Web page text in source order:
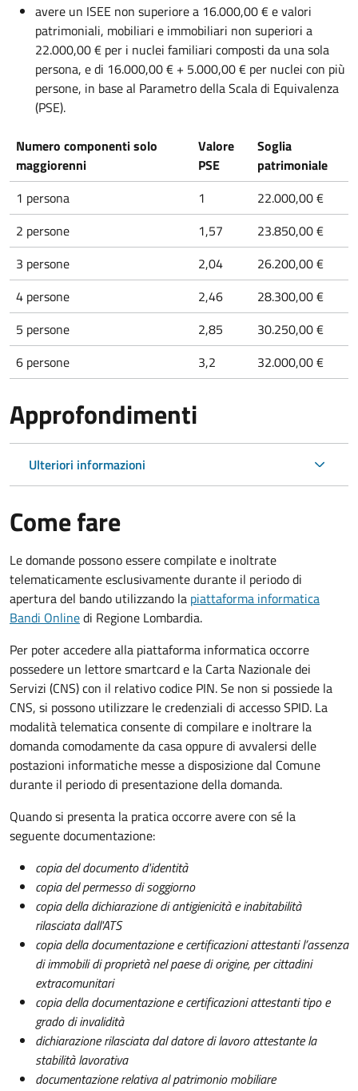
avere un ISEE non superiore a 16.000,00 € e valori
patrimoniali, mobiliari e immobiliari non superiori a
22.000,00 € per i nuclei familiari composti da una sola
persona, e di 16.000,00 € + 5.000,00 € per nuclei con più
persone, in base al Parametro della Scala di Equivalenza
(PSE).
Numero componenti solo
maggiorenni
Valore
PSE
Soglia
patrimoniale
1 persona
1
22.000,00 €
2 persone
1,57
23.850,00 €
3 persone
2,04
26.200,00 €
4 persone
2,46
28.300,00 €
5 persone
2,85
30.250,00 €
6 persone
3,2 32.000,00 €
Approfondimenti
Ulteriori informazioni
Come fare
Le domande possono essere compilate e inoltrate
telematicamente esclusivamente durante il periodo di
apertura del bando utilizzando la piattaforma informatica
Bandi Onlinedi Regione Lombardia.
Per poter accedere alla piattaforma informatica occorre
possedere un lettore smartcard e la Carta Nazionale dei
Servizi (CNS) con il relativo codice PIN. Se non si possiede la
CNS, si possono utilizzare le credenziali di accesso SPID. La
modalità telematica consente di compilare e inoltrare la
domanda comodamente da casa oppure di avvalersi delle
postazioni informatiche messe a disposizione dal Comune
durante il periodo di presentazione della domanda.
Quando si presenta la pratica occorre avere con sé la
seguente documentazione:
copia del documento d'identità
copia del permesso di soggiorno
copia della dichiarazione di antigienicità e inabitabilità
rilasciata dall'ATS
copia della documentazione e certificazioni attestanti l’assenza
di immobili di proprietà nel paese di origine, per cittadini
extracomunitari
copia della documentazione e certificazioni attestanti tipo e
grado di invalidità
dichiarazione rilasciata dal datore di lavoro attestante la
stabilità lavorativa
documentazione relativa al patrimonio mobiliare